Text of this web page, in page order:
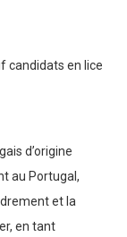
candidats en lice
d’origine
au Portugal,
et la
en tant